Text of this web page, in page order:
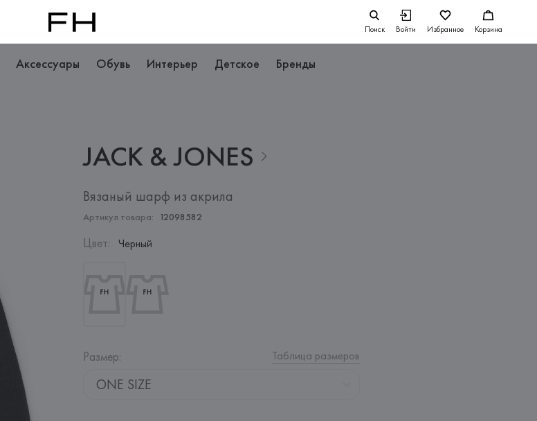
Поиск Войти Избранное Корзина
Аксессуары Обувь Интерьер Детское Бренды
JACK &JONES
Вязаный шарф из акрила
Артикул товара: 12098582
Цвет: Черный
Размер: Таблица размеров
ONE SIZE